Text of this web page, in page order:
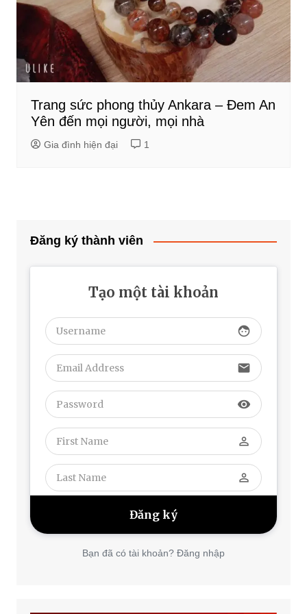
Trang sức phong thủy Ankara – Đem An
Yên đến mọi người, mọi nhà
Gia đình hiện đại 1
Đăng ký thành viên
Tạo một tài khoản
face
email
visibility
perm_identity
perm_identity
Bạn đã có tài khoản? Đăng nhập